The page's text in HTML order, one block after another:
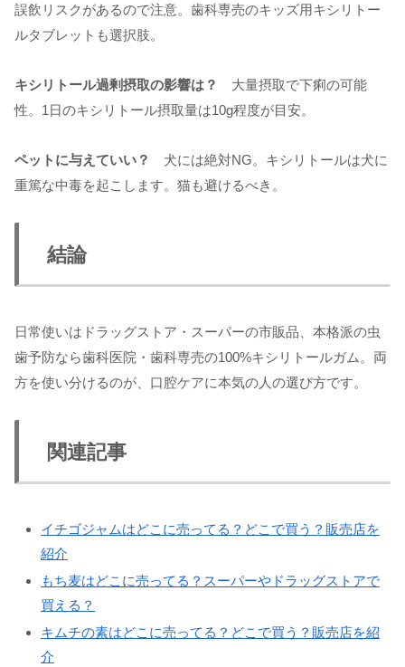
誤飲リスクがあるので注意。歯科専売のキッズ用キシリトー
ルタブレットも選択肢。
キシリトール過剰摂取の影響は？
大量摂取で下痢の可能
性。1日のキシリトール摂取量は10g程度が目安。
ペットに与えていい？
犬には絶対NG。キシリトールは犬に
重篤な中毒を起こします。猫も避けるべき。
結論
日常使いはドラッグストア・スーパーの市販品、本格派の虫
歯予防なら歯科医院・歯科専売の100%キシリトールガム。両
方を使い分けるのが、口腔ケアに本気の人の選び方です。
関連記事
イチゴジャムはどこに売ってる？どこで買う？販売店を
紹介
もち麦はどこに売ってる？スーパーやドラッグストアで
買える？
キムチの素はどこに売ってる？どこで買う？販売店を紹
介